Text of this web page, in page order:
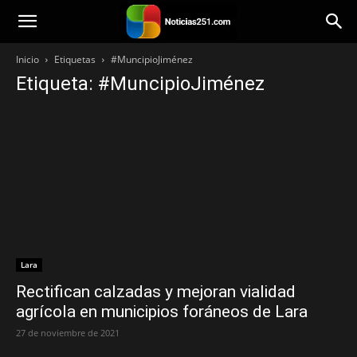
Noticias251
Inicio Etiquetas #MuncipioJiménez
Etiqueta: #MuncipioJiménez
Lara
Rectifican calzadas y mejoran vialidad
agrícola en municipios foráneos de Lara
27 de noviembre de 2021